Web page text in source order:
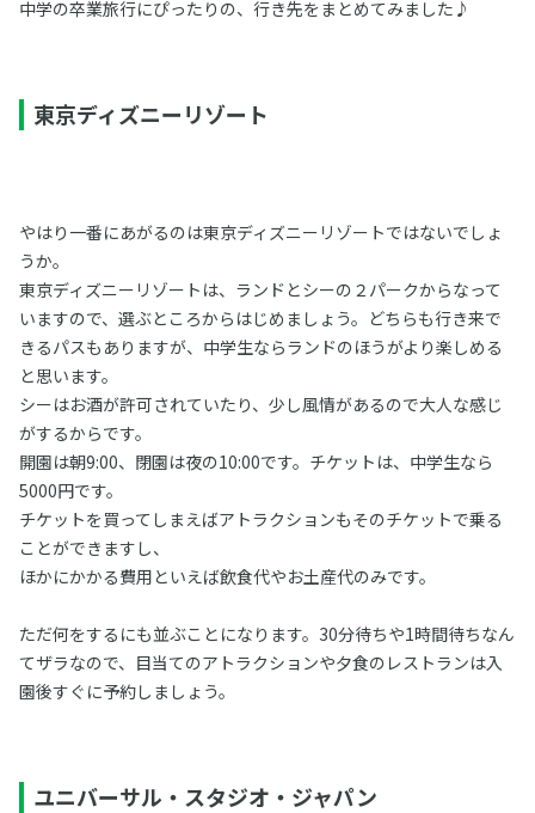
中学の卒業旅行にぴったりの、行き先をまとめてみました♪
東京ディズニーリゾート
やはり一番にあがるのは東京ディズニーリゾートではないでしょ
うか。
東京ディズニーリゾートは、ランドとシーの２パークからなって
いますので、選ぶところからはじめましょう。どちらも行き来で
きるパスもありますが、中学生ならランドのほうがより楽しめる
と思います。
シーはお酒が許可されていたり、少し風情があるので大人な感じ
がするからです。
開園は朝9:00、閉園は夜の10:00です。チケットは、中学生なら
5000円です。
チケットを買ってしまえばアトラクションもそのチケットで乗る
ことができますし、
ほかにかかる費用といえば飲食代やお土産代のみです。
ただ何をするにも並ぶことになります。30分待ちや1時間待ちなん
てザラなので、目当てのアトラクションや夕食のレストランは入
園後すぐに予約しましょう。
ユニバーサル・スタジオ・ジャパン